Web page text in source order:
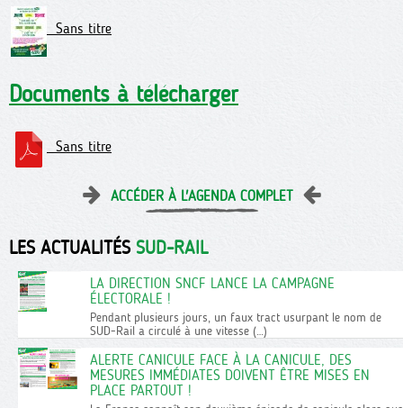
Sans titre
Documents à télécharger
Sans titre
ACCÉDER À L'AGENDA COMPLET
LES ACTUALITÉS SUD-RAIL
LA DIRECTION SNCF LANCE LA CAMPAGNE
ÉLECTORALE !
Pendant plusieurs jours, un faux tract usurpant le nom de
SUD-Rail a circulé à une vitesse (…)
ALERTE CANICULE FACE À LA CANICULE, DES
MESURES IMMÉDIATES DOIVENT ÊTRE MISES EN
PLACE PARTOUT !